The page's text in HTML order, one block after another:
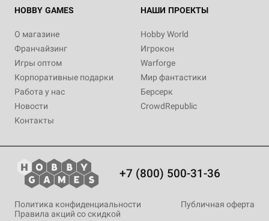
HOBBY GAMES
О магазине
Франчайзинг
Игры оптом
Корпоративные подарки
Работа у нас
Новости
Контакты
НАШИ ПРОЕКТЫ
Hobby World
Игрокон
Warforge
Мир фантастики
Берсерк
CrowdRepublic
+7 (800) 500-31-36
Политика конфиденциальности
Публичная оферта
Правила акций со скидкой